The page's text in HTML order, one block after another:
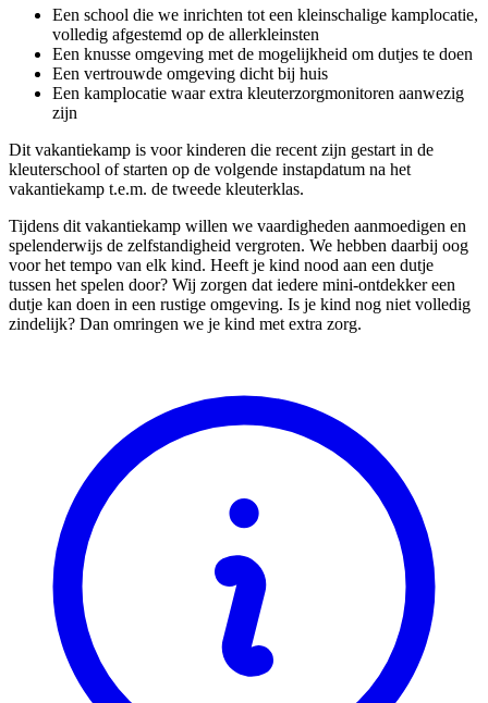
Een school die we inrichten tot een kleinschalige kamplocatie,
volledig afgestemd op de allerkleinsten
Een knusse omgeving met de mogelijkheid om dutjes te doen
Een vertrouwde omgeving dicht bij huis
Een kamplocatie waar extra kleuterzorgmonitoren aanwezig
zijn
Dit vakantiekamp is voor kinderen die recent zijn gestart in de
kleuterschool of starten op de volgende instapdatum na het
vakantiekamp t.e.m. de tweede kleuterklas.
Tijdens dit vakantiekamp willen we vaardigheden aanmoedigen en
spelenderwijs de zelfstandigheid vergroten. We hebben daarbij oog
voor het tempo van elk kind. Heeft je kind nood aan een dutje
tussen het spelen door? Wij zorgen dat iedere mini-ontdekker een
dutje kan doen in een rustige omgeving. Is je kind nog niet volledig
zindelijk? Dan omringen we je kind met extra zorg.